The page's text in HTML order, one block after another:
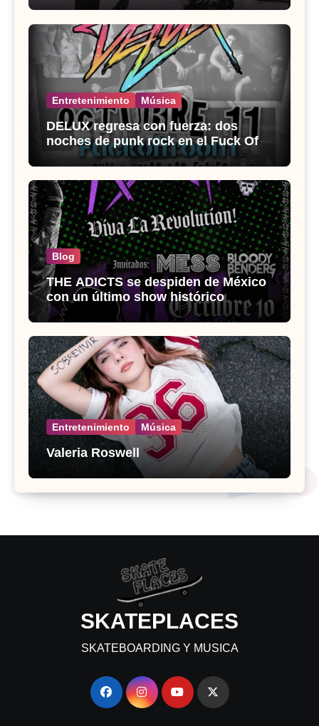
Entretenimiento Música
DELUX regresa con fuerza: dos
noches de punk rock en el Fuck Off
Room
Blog
THE ADICTS se despiden de México
con un último show histórico
Entretenimiento Música
Valeria Roswell
SKATEPLACES
SKATEBOARDING Y MUSICA